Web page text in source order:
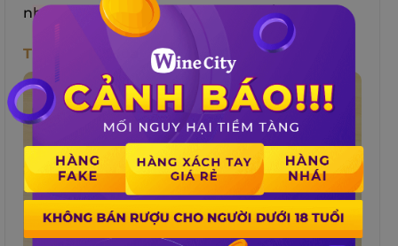
những màu quá rực rỡ hoặc quá tối.
Thiệp Hình Hoa